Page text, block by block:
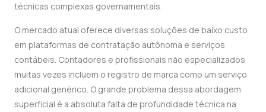
técnicas complexas governamentais.
O mercado atual oferece diversas soluções de baixo custo
em plataformas de contratação autônoma e serviços
contábeis. Contadores e profissionais não especializados
muitas vezes incluem o registro de marca como um serviço
adicional genérico. O grande problema dessa abordagem
superficial é a absoluta falta de profundidade técnica na